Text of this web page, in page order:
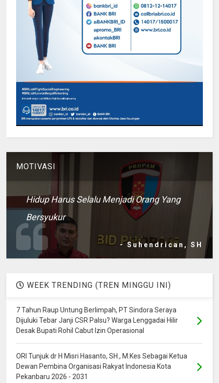
MOTIVASI
Hidup Harus Selalu Menjadi Orang Yang
Bersyukur
- Suhendrican, SH
WEEK TRENDING (TREN MINGGU INI)
7 Tahun Raup Untung Berlimpah, PT Sindora Seraya
Dijuluki Tebar Janji CSR Palsu? Warga Lenggadai Hilir
Desak Bupati Rohil Cabut Izin Operasional
ORI Tunjuk dr H Misri Hasanto, SH., M.Kes Sebagai Ketua
Dewan Pembina Organisasi Rakyat Indonesia Kota
Pekanbaru 2026 - 2031